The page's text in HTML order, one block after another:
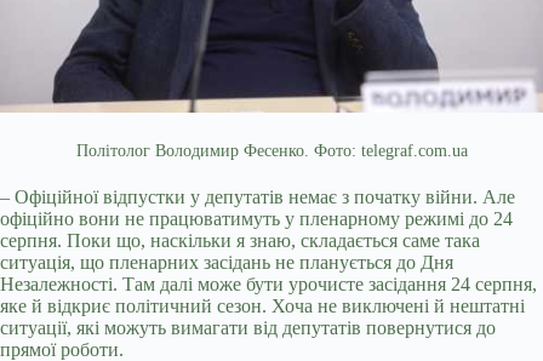
Політолог Володимир Фесенко. Фото: telegraf.com.ua
– Офіційної відпустки у депутатів немає з початку війни. Але
офіційно вони не працюватимуть у пленарному режимі до 24
серпня. Поки що, наскільки я знаю, складається саме така
ситуація, що пленарних засідань не планується до Дня
Незалежності. Там далі може бути урочисте засідання 24 серпня,
яке й відкриє політичний сезон. Хоча не виключені й нештатні
ситуації, які можуть вимагати від депутатів повернутися до
прямої роботи.